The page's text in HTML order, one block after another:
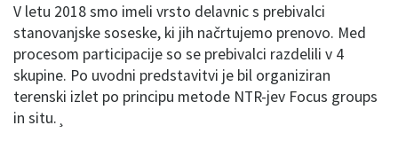
V letu 2018 smo imeli vrsto delavnic s prebivalci
stanovanjske soseske, ki jih načrtujemo prenovo. Med
procesom participacije so se prebivalci razdelili v 4
skupine. Po uvodni predstavitvi je bil organiziran
terenski izlet po principu metode NTR-jev Focus groups
in situ.¸